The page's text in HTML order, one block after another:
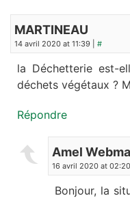
MARTINEAU
14 avril 2020 at 11:39 | #
la Déchetterie est-
déchets végétaux ?
Répondre
Amel
16 avril 2020 at 02:20
Bonjour, la